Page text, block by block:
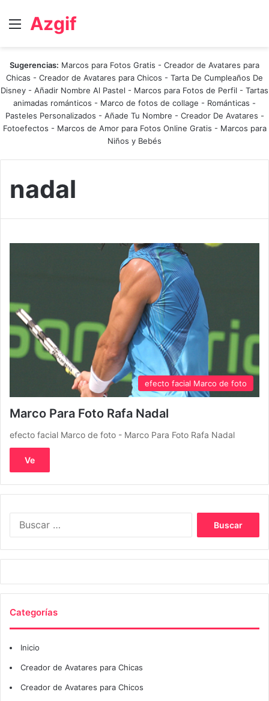
Menú
Azgif
Sugerencias: Marcos para Fotos Gratis - Creador de Avatares para
Chicas - Creador de Avatares para Chicos - Tarta De Cumpleaños De
Disney - Añadir Nombre Al Pastel - Marcos para Fotos de Perfil - Tartas
animadas románticos - Marco de fotos de collage - Románticas -
Pasteles Personalizados - Añade Tu Nombre - Creador De Avatares -
Fotoefectos - Marcos de Amor para Fotos Online Gratis - Marcos para
Niños y Bebés
nadal
efecto facial Marco de foto
Marco Para Foto Rafa Nadal
efecto facial Marco de foto - Marco Para Foto Rafa Nadal
Ve
Categorías
Inicio
Creador de Avatares para Chicas
Creador de Avatares para Chicos